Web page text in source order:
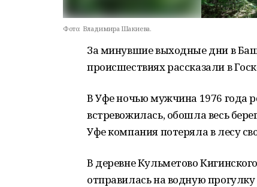
Фото: Владимира Шакиева.
За минувшие выходные дни в
происшествиях рассказали в
В Уфе ночью мужчина 1976 года
встревожилась, обошла весь
Уфе компания потеряла в лесу
В деревне Кульметово
отправилась на водную